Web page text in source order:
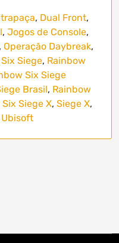
, Dual Front,
, Jogos de Console,
, Operação Daybreak,
Siege, Rainbow
Six Siege
Brasil, Rainbow
Siege X, Siege X,
Ubisoft